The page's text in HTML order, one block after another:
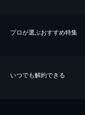
プロが選ぶおすすめ特集
いつでも解約できる